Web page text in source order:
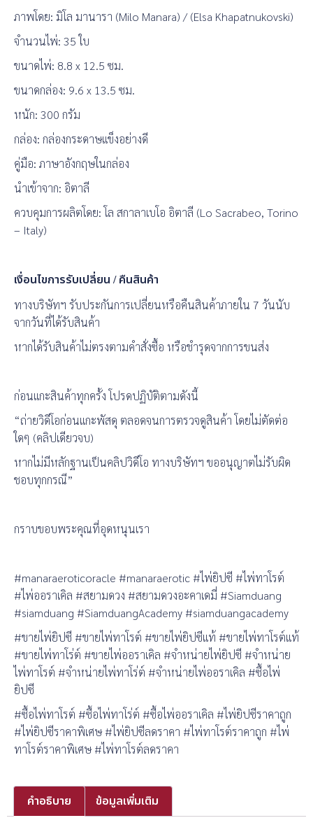
ภาพโดย: มิโล มานารา (Milo Manara) / (Elsa Khapatnukovski)
จำนวนไพ่: 35 ใบ
ขนาดไพ่: 8.8 x 12.5 ซม.
ขนาดกล่อง: 9.6 x 13.5 ซม.
หนัก: 300 กรัม
กล่อง: กล่องกระดาษแข็งอย่างดี
คู่มือ: ภาษาอังกฤษในกล่อง
นำเข้าจาก: อิตาลี
ควบคุมการผลิตโดย: โล สกาลาเบโอ อิตาลี (Lo Sacrabeo, Torino
– Italy)
เงื่อนไขการรับเปลี่ยน / คืนสินค้า
ทางบริษัทฯ รับประกันการเปลี่ยนหรือคืนสินค้าภายใน 7 วันนับ
จากวันที่ได้รับสินค้า
หากได้รับสินค้าไม่ตรงตามคำสั่งซื้อ หรือชำรุดจากการขนส่ง
ก่อนแกะสินค้าทุกครั้ง โปรดปฏิบัติตามดังนี้
“ถ่ายวิดีโอก่อนแกะพัสดุ ตลอดจนการตรวจดูสินค้า โดยไม่ตัดต่อ
ใดๆ (คลิปเดียวจบ)
หากไม่มีหลักฐานเป็นคลิปวิดีโอ ทางบริษัทฯ ขออนุญาตไม่รับผิด
ชอบทุกกรณี”
กราบขอบพระคุณที่อุดหนุนเรา
#manaraeroticoracle #manaraerotic #ไพ่ยิปซี #ไพ่ทาโรต์
#ไพ่ออราเคิล #สยามดวง #สยามดวงอะคาเดมี่ #Siamduang
#siamduang #SiamduangAcademy #siamduangacademy
#ขายไพ่ยิปซี #ขายไพ่ทาโรต์ #ขายไพ่ยิปซีแท้ #ขายไพ่ทาโรต์แท้
#ขายไพ่ทาโร่ต์ #ขายไพ่ออราเคิล #จำหน่ายไพ่ยิปซี #จำหน่าย
ไพ่ทาโรต์ #จำหน่ายไพ่ทาโร่ต์ #จำหน่ายไพ่ออราเคิล #ซื้อไพ่
ยิปซี
#ซื้อไพ่ทาโรต์ #ซื้อไพ่ทาโร่ต์ #ซื้อไพ่ออราเคิล #ไพ่ยิปซีราคาถูก
#ไพ่ยิปซีราคาพิเศษ #ไพ่ยิปซีลดราคา #ไพ่ทาโรต์ราคาถูก #ไพ่
ทาโรต์ราคาพิเศษ #ไพ่ทาโรต์ลดราคา
คำอธิบาย ข้อมูลเพิ่มเติม